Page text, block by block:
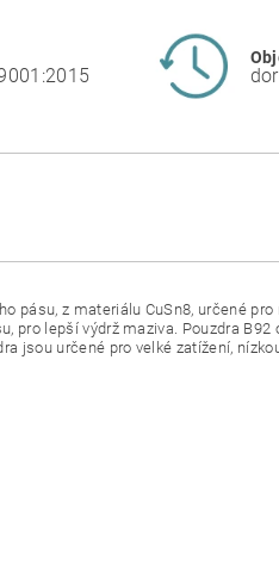
pásu, z materiálu CuSn8, určené
pro lepší výdrž maziva. Pouzdra
jsou určené pro velké zatížení,